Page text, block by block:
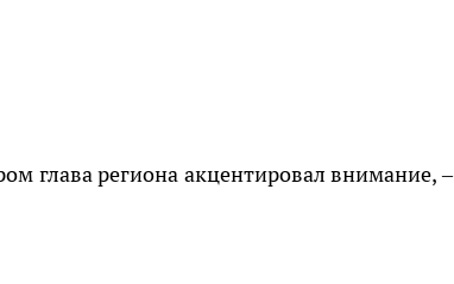
глава региона акцентировал внимание, –